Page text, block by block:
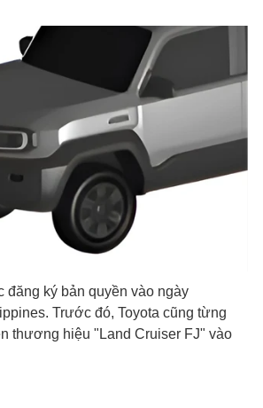
đăng ký bản quyền vào ngày
Trước đó, Toyota cũng từng
thương hiệu "Land Cruiser FJ" vào